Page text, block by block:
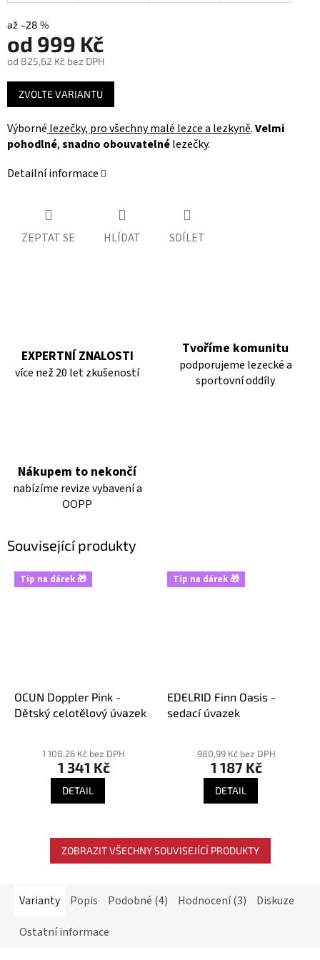
až –28 %
od 999 Kč
od 825,62 Kč bez DPH
Měrná
cena:
ZVOLTE VARIANTU
Výborné lezečky, pro všechny malé lezce a lezkyně.Velmi
pohodlné,snadno obouvatelnélezečky.
Detailní informace
ZEPTAT SE HLÍDAT SDÍLET
EXPERTNÍ ZNALOSTI
více než 20 let zkušeností
Tvoříme komunitu
podporujeme lezecké a
sportovní oddíly
Nákupem to nekončí
nabízíme revize vybavení a
OOPP
Související produkty
Tip na dárek 🎁
OCUN Doppler Pink -
Dětský celotělový úvazek
hodnocení
produktu
hvězdiček.
1 108,26 Kč bez DPH
1 341 Kč
DETAIL
Tip na dárek 🎁
EDELRID Finn Oasis -
sedací úvazek
hodnocení
produktu
hvězdiček.
980,99 Kč bez DPH
1 187 Kč
DETAIL
ZOBRAZIT VŠECHNY SOUVISEJÍCÍ PRODUKTY
Varianty Popis Podobné (4) Hodnocení (3)
Diskuze
Ostatní informace